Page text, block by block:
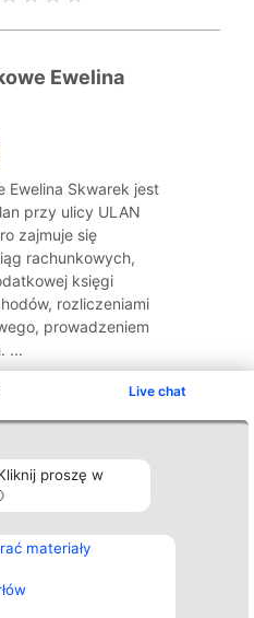
Live chat
proszę w
materiały
Ewelina
Ewelina Skwarek jest
przy ulicy ULAN
zajmuje się
rachunkowych,
księgi
rozliczeniami
prowadzeniem
...
Kontakt
Kontakt